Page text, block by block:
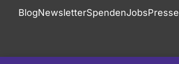
BlogNewsletterSpendenJobsPresse